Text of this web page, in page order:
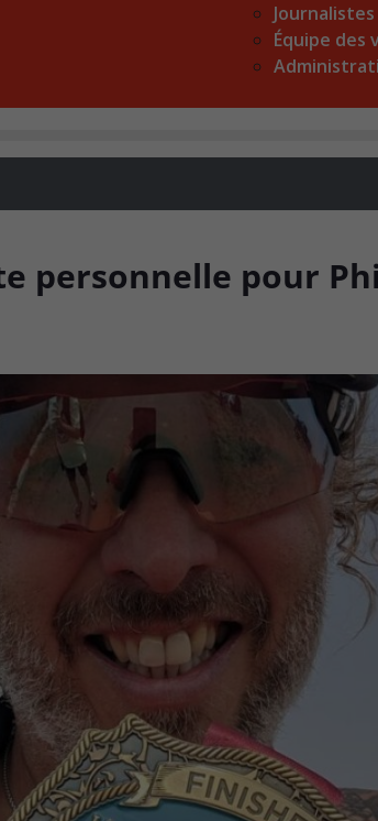
Journalistes
Équipe des
personnelle pour